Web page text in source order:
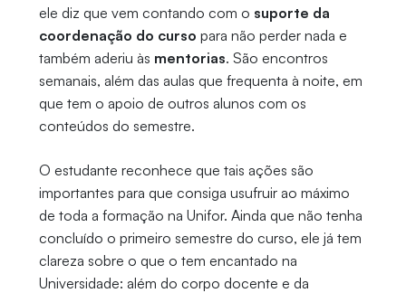
ele diz que vem contando com o suporte da
coordenação do curso para não perder nada e
também aderiu às mentorias. São encontros
semanais, além das aulas que frequenta à noite, em
que tem o apoio de outros alunos com os
conteúdos do semestre.
O estudante reconhece que tais ações são
importantes para que consiga usufruir ao máximo
de toda a formação na Unifor. Ainda que não tenha
concluído o primeiro semestre do curso, ele já tem
clareza sobre o que o tem encantado na
Universidade: além do corpo docente e da